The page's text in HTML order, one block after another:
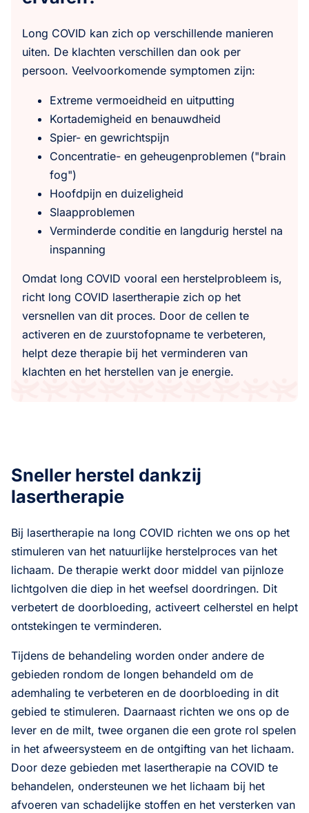
Long COVID kan zich op verschillende manieren
uiten. De klachten verschillen dan ook per
persoon. Veelvoorkomende symptomen zijn:
Extreme vermoeidheid en uitputting
Kortademigheid en benauwdheid
Spier- en gewrichtspijn
Concentratie- en geheugenproblemen ("brain
fog")
Hoofdpijn en duizeligheid
Slaapproblemen
Verminderde conditie en langdurig herstel na
inspanning
Omdat long COVID vooral een herstelprobleem is,
richt long COVID lasertherapie zich op het
versnellen van dit proces. Door de cellen te
activeren en de zuurstofopname te verbeteren,
helpt deze therapie bij het verminderen van
klachten en het herstellen van je energie.
Sneller herstel dankzij
lasertherapie
Bij lasertherapie na long COVID richten we ons op het
stimuleren van het natuurlijke herstelproces van het
lichaam. De therapie werkt door middel van pijnloze
lichtgolven die diep in het weefsel doordringen. Dit
verbetert de doorbloeding, activeert celherstel en helpt
ontstekingen te verminderen.
Tijdens de behandeling worden onder andere de
gebieden rondom de longen behandeld om de
ademhaling te verbeteren en de doorbloeding in dit
gebied te stimuleren. Daarnaast richten we ons op de
lever en de milt, twee organen die een grote rol spelen
in het afweersysteem en de ontgifting van het lichaam.
Door deze gebieden met lasertherapie na COVID te
behandelen, ondersteunen we het lichaam bij het
afvoeren van schadelijke stoffen en het versterken van